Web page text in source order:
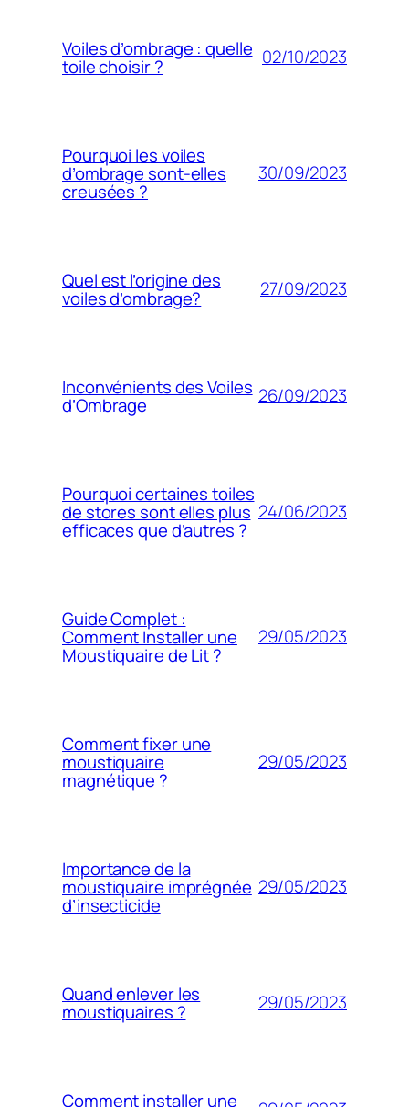
Voiles d’ombrage : quelle
toile choisir ? 02/10/2023
Pourquoi les voiles
d’ombrage sont-elles
creusées ?
30/09/2023
Quel est l’origine des
voiles d’ombrage? 27/09/2023
Inconvénients des Voiles
d’Ombrage 26/09/2023
Pourquoi certaines toiles
de stores sont elles plus
efficaces que d’autres ?
24/06/2023
Guide Complet :
Comment Installer une
Moustiquaire de Lit ?
29/05/2023
Comment fixer une
moustiquaire
magnétique ?
29/05/2023
Importance de la
moustiquaire imprégnée
d’insecticide
29/05/2023
Quand enlever les
moustiquaires ? 29/05/2023
Comment installer une